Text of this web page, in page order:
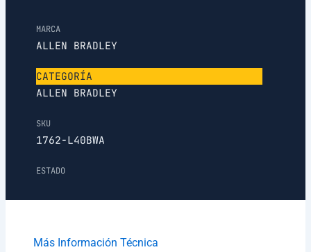
MARCA
ALLEN BRADLEY
CATEGORÍA
ALLEN BRADLEY
SKU
1762-L40BWA
ESTADO
Más Información Técnica